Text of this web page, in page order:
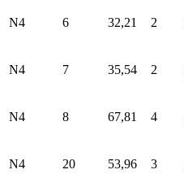
N4 6 32,21 2
N4 7 35,54 2
N4 8 67,81 4
N4 20 53,96 3